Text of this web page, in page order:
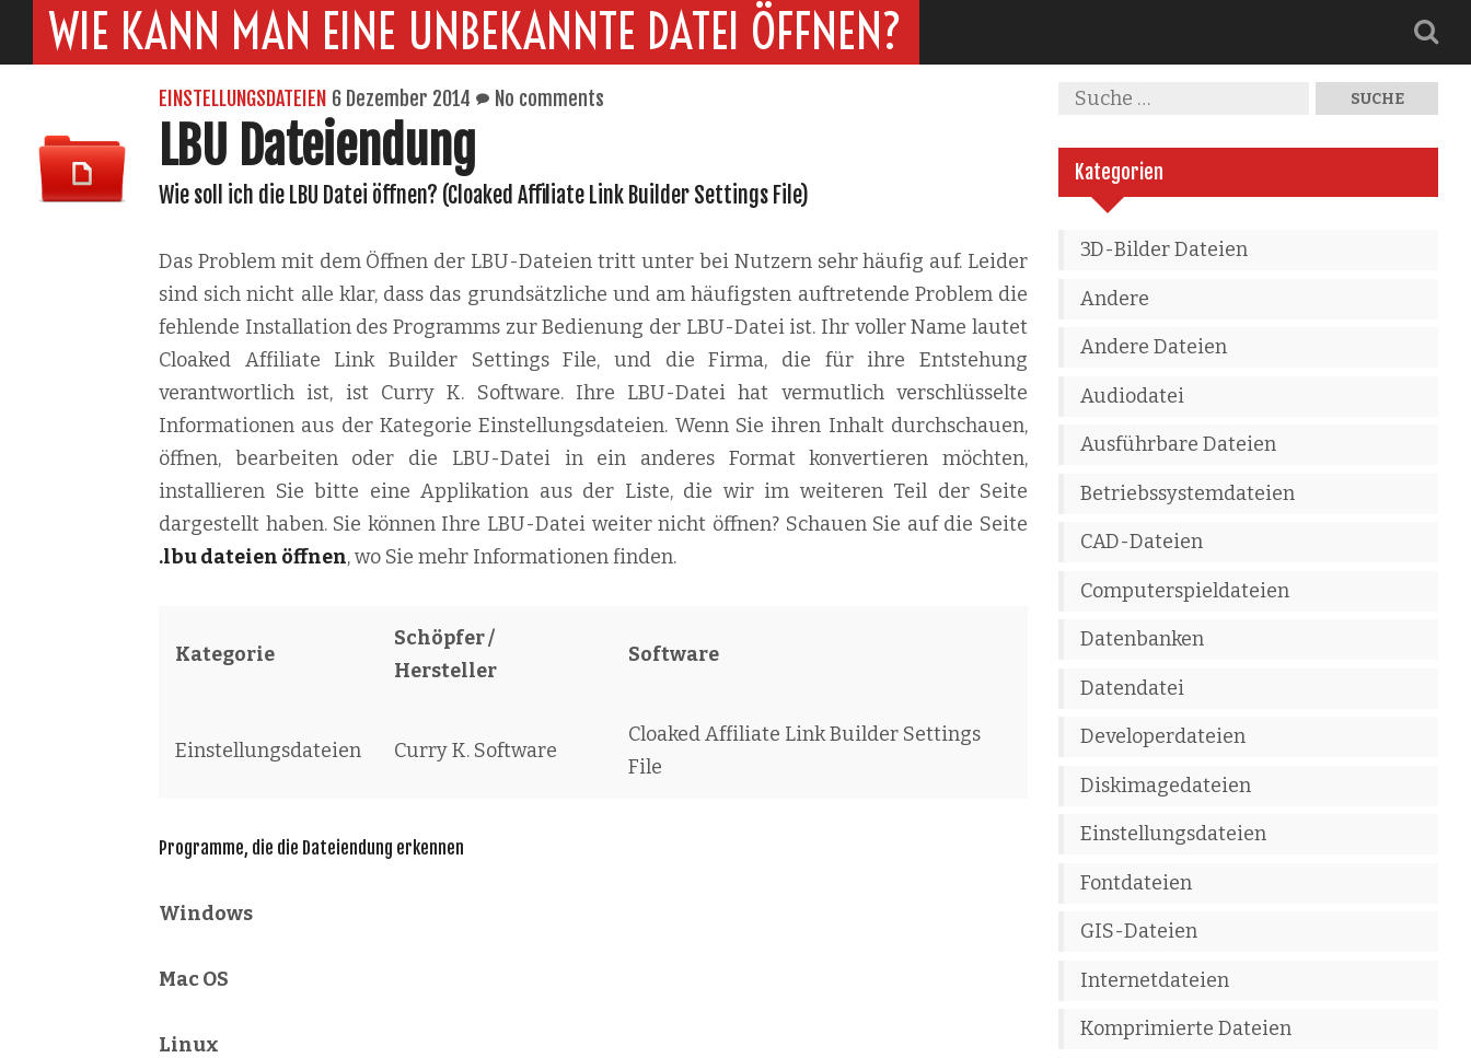
WIE KANN MAN EINE UNBEKANNTE DATEI ÖFFNEN?
EINSTELLUNGSDATEIEN 6 Dezember 2014 No comments
LBU Dateiendung
Wie soll ich die LBU Datei öffnen? (Cloaked Affiliate Link Builder Settings File)
Das Problem mit dem Öffnen der LBU-Dateien tritt unter bei Nutzern sehr häufig auf. Leider
sind sich nicht alle klar, dass das grundsätzliche und am häufigsten auftretende Problem die
fehlende Installation des Programms zur Bedienung der LBU-Datei ist. Ihr voller Name lautet
Cloaked Affiliate Link Builder Settings File, und die Firma, die für ihre Entstehung
verantwortlich ist, ist Curry K. Software. Ihre LBU-Datei hat vermutlich verschlüsselte
Informationen aus der Kategorie Einstellungsdateien. Wenn Sie ihren Inhalt durchschauen,
öffnen, bearbeiten oder die LBU-Datei in ein anderes Format konvertieren möchten,
installieren Sie bitte eine Applikation aus der Liste, die wir im weiteren Teil der Seite
dargestellt haben. Sie können Ihre LBU-Datei weiter nicht öffnen? Schauen Sie auf die Seite
.lbu dateien öffnen, wo Sie mehr Informationen finden.
Kategorie
Schöpfer /
Hersteller
Software
Einstellungsdateien Curry K. Software
Cloaked Affiliate Link Builder Settings
File
Programme, die die Dateiendung erkennen
Windows
Mac OS
Linux
Kategorien
3D-Bilder Dateien
Andere
Andere Dateien
Audiodatei
Ausführbare Dateien
Betriebssystemdateien
CAD-Dateien
Computerspieldateien
Datenbanken
Datendatei
Developerdateien
Diskimagedateien
Einstellungsdateien
Fontdateien
GIS-Dateien
Internetdateien
Komprimierte Dateien